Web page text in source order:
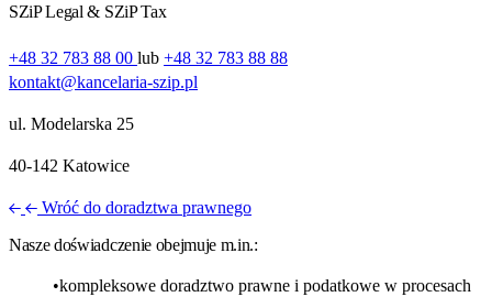
SZiP Legal & SZiP Tax
+48 32 783 88 00 lub +48 32 783 88 88
kontakt@kancelaria-szip.pl
ul. Modelarska 25
40‑142 Katowice
Wróć do doradztwa prawnego
Nasze doświadczenie obejmuje m.in.:
kompleksowe doradztwo prawne i podatkowe w procesach